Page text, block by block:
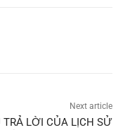
Next article
TRẢ LỜI CỦA LỊCH SỬ